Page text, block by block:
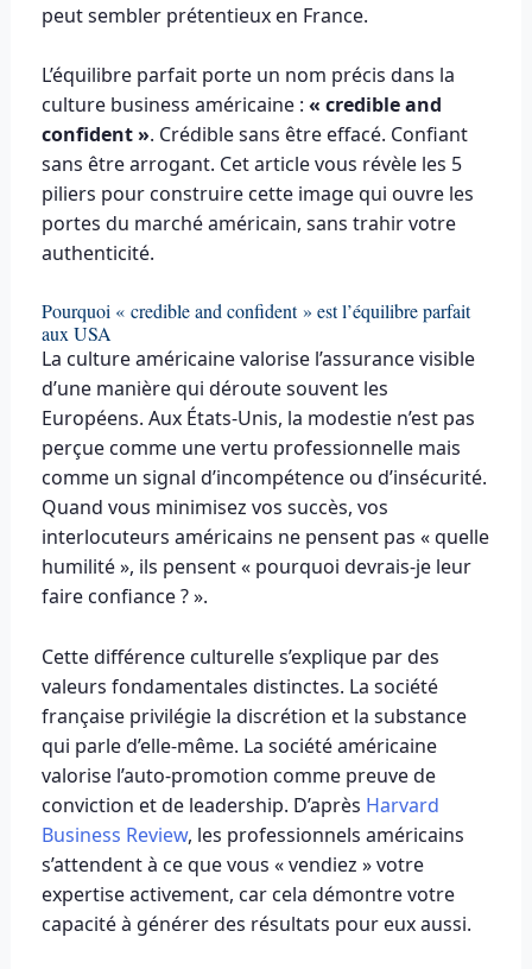
peut sembler prétentieux en France.
L’équilibre parfait porte un nom précis dans la
culture business américaine : « credible and
confident ». Crédible sans être effacé. Confiant
sans être arrogant. Cet article vous révèle les 5
piliers pour construire cette image qui ouvre les
portes du marché américain, sans trahir votre
authenticité.
Pourquoi « credible and confident » est l’équilibre parfait
aux USA
La culture américaine valorise l’assurance visible
d’une manière qui déroute souvent les
Européens. Aux États-Unis, la modestie n’est pas
perçue comme une vertu professionnelle mais
comme un signal d’incompétence ou d’insécurité.
Quand vous minimisez vos succès, vos
interlocuteurs américains ne pensent pas « quelle
humilité », ils pensent « pourquoi devrais-je leur
faire confiance ? ».
Cette différence culturelle s’explique par des
valeurs fondamentales distinctes. La société
française privilégie la discrétion et la substance
qui parle d’elle-même. La société américaine
valorise l’auto-promotion comme preuve de
conviction et de leadership. D’après Harvard
Business Review, les professionnels américains
s’attendent à ce que vous « vendiez » votre
expertise activement, car cela démontre votre
capacité à générer des résultats pour eux aussi.